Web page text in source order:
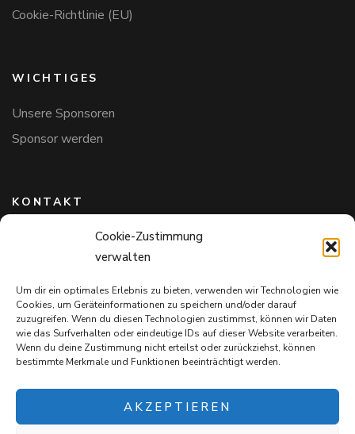
Cookie-Zustimmung
verwalten
Um dir ein optimales Erlebnis zu bieten, verwenden wir Technologien wie
Cookies, um Geräteinformationen zu speichern und/oder darauf
zuzugreifen. Wenn du diesen Technologien zustimmst, können wir Daten
wie das Surfverhalten oder eindeutige IDs auf dieser Website verarbeiten.
Wenn du deine Zustimmung nicht erteilst oder zurückziehst, können
bestimmte Merkmale und Funktionen beeinträchtigt werden.
AKZEPTIEREN
Cookie-Richtlinie (EU)
WICHTIGES
Unsere Sponsoren
Sponsor werden
KONTAKT
Hundefreunde in Bayern e.V.
Markus Willi Ebert
97711 Maßbach
+49 172 85 64 937
Hundefreundeinbayern@web.de